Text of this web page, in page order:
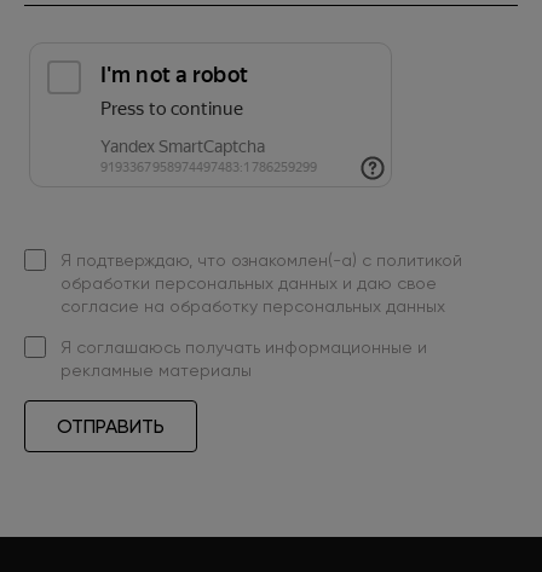
Я подтверждаю, что ознакомлен(-а) с политикой
обработки персональных данных и даю свое
согласие на обработку персональных данных
Я соглашаюсь получать информационные и
рекламные материалы
ОТПРАВИТЬ